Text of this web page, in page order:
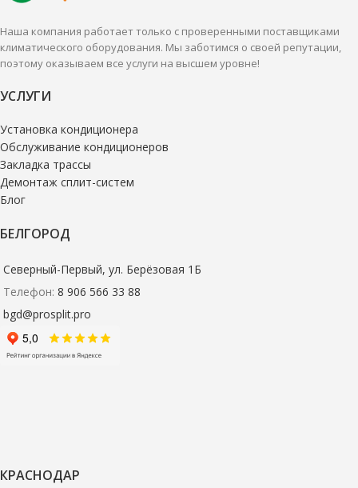
Наша компания работает только с проверенными поставщиками
климатического оборудования. Мы заботимся о своей репутации,
поэтому оказываем все услуги на высшем уровне!
УСЛУГИ
Установка кондиционера
Обслуживание кондиционеров
Закладка трассы
Демонтаж сплит-систем
Блог
БЕЛГОРОД
Северный-Первый, ул. Берёзовая 1Б
Телефон: 8 906 566 33 88
bgd@prosplit.pro
КРАСНОДАР